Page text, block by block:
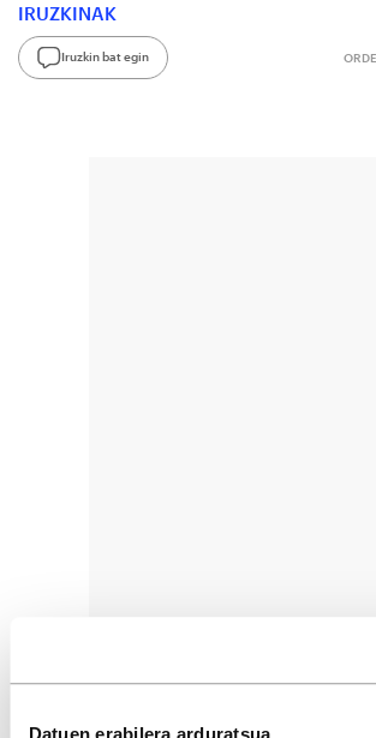
IRUZKINAK
Iruzkin bat egin